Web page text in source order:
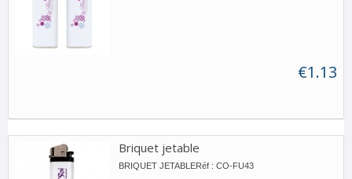
€1.13
Briquet jetable
BRIQUET JETABLERéf : CO-FU43